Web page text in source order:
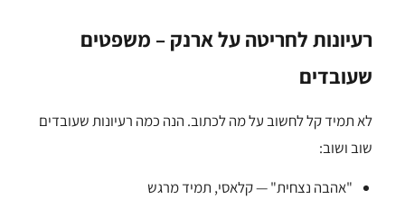
רעיונות לחריטה על ארנק – משפטים
שעובדים
לא תמיד קל לחשוב על מה לכתוב. הנה כמה רעיונות שעובדים
שוב ושוב:
"אהבה נצחית" — קלאסי, תמיד מרגש